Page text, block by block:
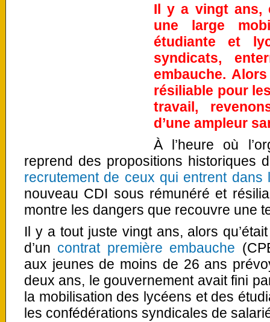
Il y a vingt ans,
une large
étudiante et
syndicats,
embauche.
résiliable pour
travail,
d’une ampleur
À l’heure où
reprend des propositions historiques
recrutement de ceux qui entrent
nouveau CDI sous rémunéré et
montre les dangers que recouvre une
Il y a tout juste vingt ans, alors
d’un contrat première embauche
aux jeunes de moins de 26 ans
deux ans, le gouvernement avait fini
la mobilisation des lycéens et des
les confédérations syndicales de